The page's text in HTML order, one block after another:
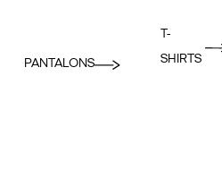
PANTALONS
T-
SHIRTS